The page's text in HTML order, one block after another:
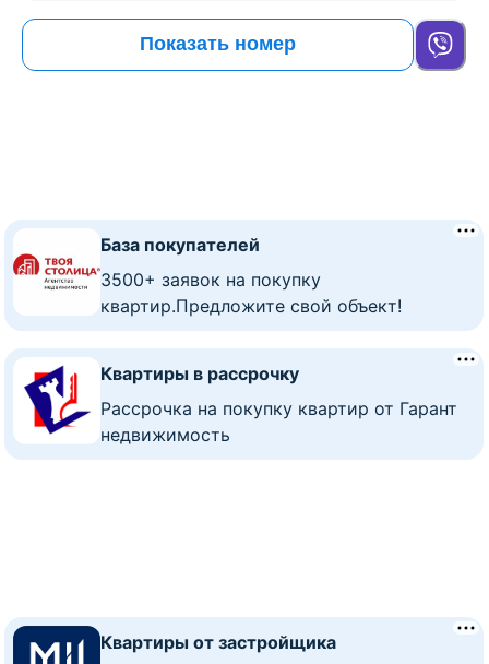
Показать номер
База покупателей
3500+ заявок на покупку
квартир.Предложите свой объект!
Квартиры в рассрочку
Рассрочка на покупку квартир от Гарант
недвижимость
Квартиры от застройщика